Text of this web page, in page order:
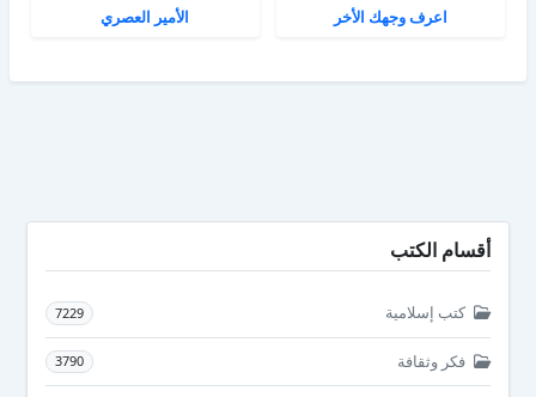
اعرف وجهك الأخر الأمير العصري
أقسام الكتب
كتب إسلامية 7229
فكر وثقافة 3790